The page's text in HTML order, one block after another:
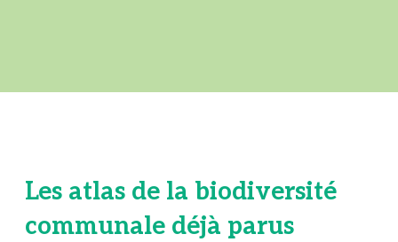
Les atlas de la biodiversité
communale déjà parus